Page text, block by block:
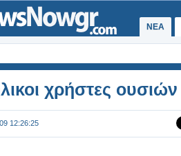
ΝΕΑ
χρήστες ουσιών
12:26:25